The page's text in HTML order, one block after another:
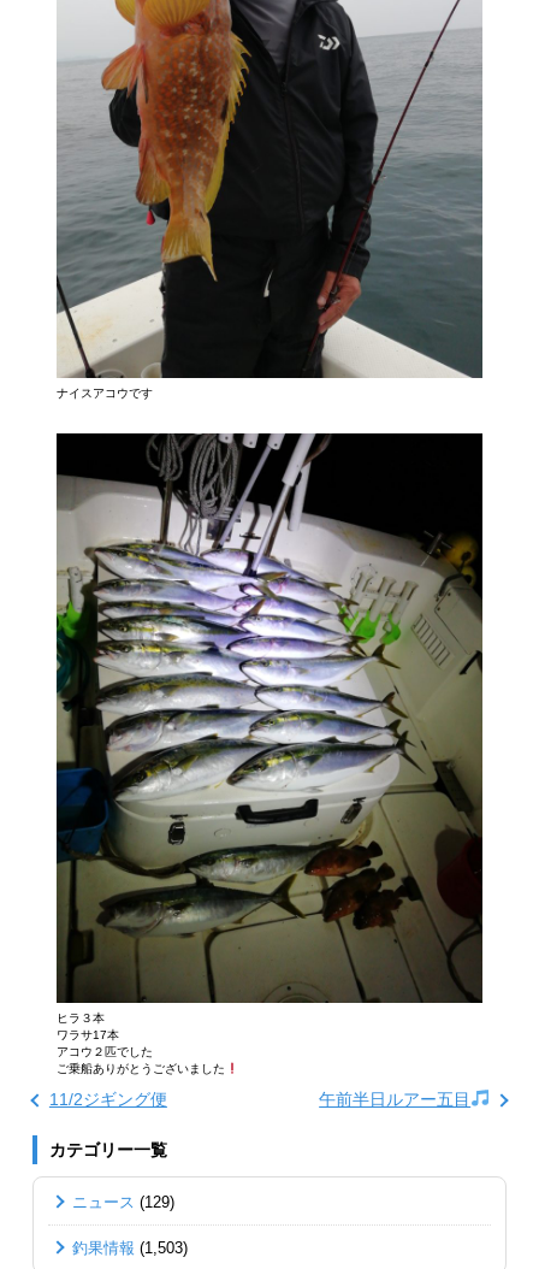
ナイスアコウです
ヒラ３本
ワラサ17本
アコウ２匹でした
ご乗船ありがとうございました
11/2ジギング便 午前半日ルアー五目
カテゴリー一覧
ニュース (129)
釣果情報 (1,503)